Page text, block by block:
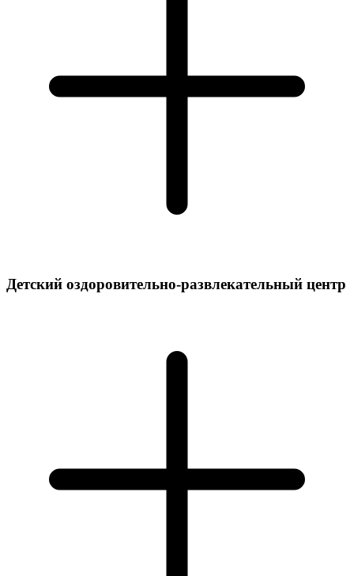
Детский оздоровительно-развлекательный центр